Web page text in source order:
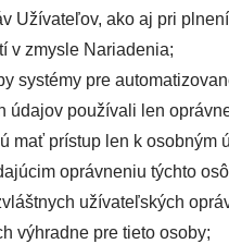
Užívateľov, ako aj pri
v zmysle Nariadenia;
systémy pre
údajov používali len
mať prístup len k osobným
oprávneniu týchto
užívateľských
výhradne pre tieto osoby;